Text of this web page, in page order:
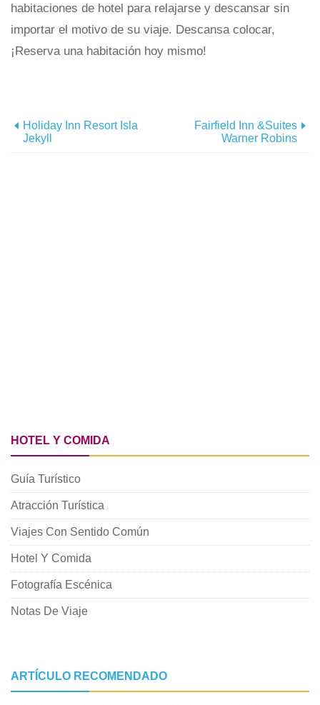
habitaciones de hotel para relajarse y descansar sin
importar el motivo de su viaje. Descansa colocar,
¡Reserva una habitación hoy mismo!
Holiday Inn Resort Isla
Jekyll
Fairfield Inn &Suites
Warner Robins
HOTEL Y COMIDA
Guía Turístico
Atracción Turística
Viajes Con Sentido Común
Hotel Y Comida
Fotografía Escénica
Notas De Viaje
ARTÍCULO RECOMENDADO